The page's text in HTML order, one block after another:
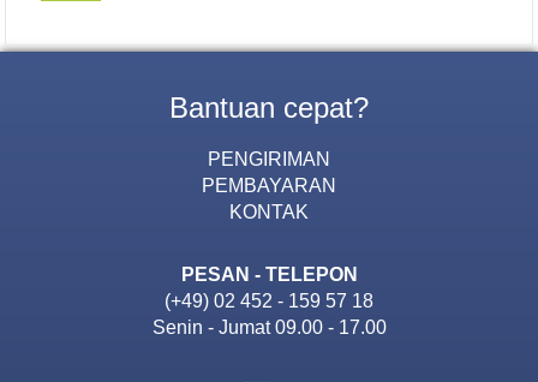
Bantuan cepat?
PENGIRIMAN
PEMBAYARAN
KONTAK
PESAN - TELEPON
(+49) 02 452 - 159 57 18
Senin - Jumat 09.00 - 17.00